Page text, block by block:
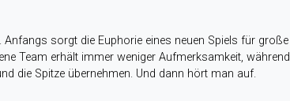
Anfangs sorgt die Euphorie eines neuen Spiels für große
Team erhält immer weniger Aufmerksamkeit, während
die Spitze übernehmen. Und dann hört man auf.